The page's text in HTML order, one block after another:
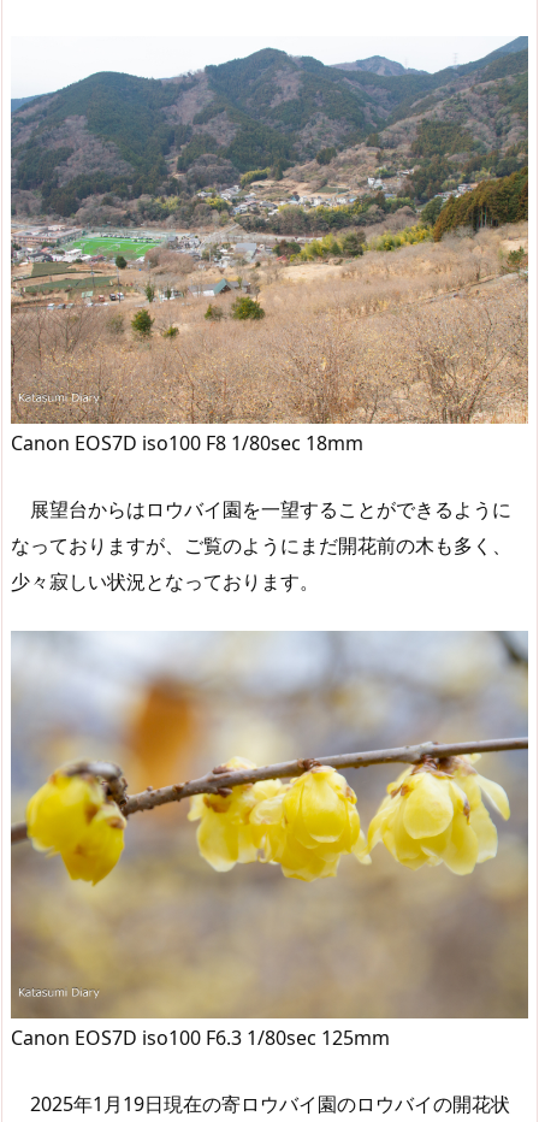
Canon EOS7D iso100 F8 1/80sec 18mm
展望台からはロウバイ園を一望することができるように
なっておりますが、ご覧のようにまだ開花前の木も多く、
少々寂しい状況となっております。
Canon EOS7D iso100 F6.3 1/80sec 125mm
2025年1月19日現在の寄ロウバイ園のロウバイの開花状